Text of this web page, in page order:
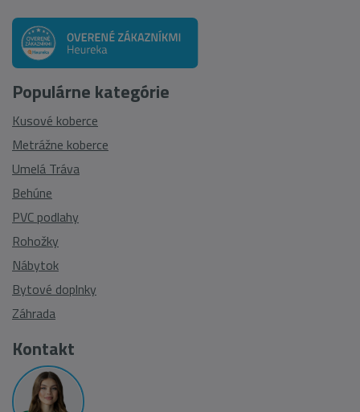
Populárne kategórie
Kusové koberce
Metrážne koberce
Umelá Tráva
Behúne
PVC podlahy
Rohožky
Nábytok
Bytové doplnky
Záhrada
Kontakt